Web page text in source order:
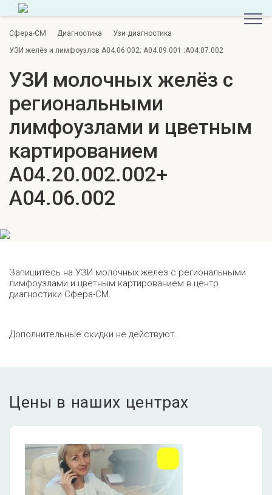
Сфера-СМ Диагностика
Узи диагностика
УЗИ желёз и лимфоузлов A04.06.002; A04.09.001 ;A04.07.002
УЗИ молочных желёз с
региональными
лимфоузлами и цветным
картированием
A04.20.002.002+
A04.06.002
Запишитесь на УЗИ молочных желёз с региональными
лимфоузлами и цветным картированием в центр
диагностики Сфера-СМ.
Дополнительные скидки не действуют.
Цены в наших центрах